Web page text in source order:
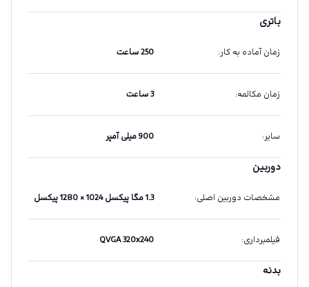
باتری
زمان آماده به کار: 250 ساعت
زمان مکالمه: 3 ساعت
سایر: 900 میلی آمپر
دوربین
مشخصات دوربین اصلی: 1.3 مگا پیکسل 1024 × 1280 پیکسل
فیلمبرداری:
QVGA 320x240
بدنه